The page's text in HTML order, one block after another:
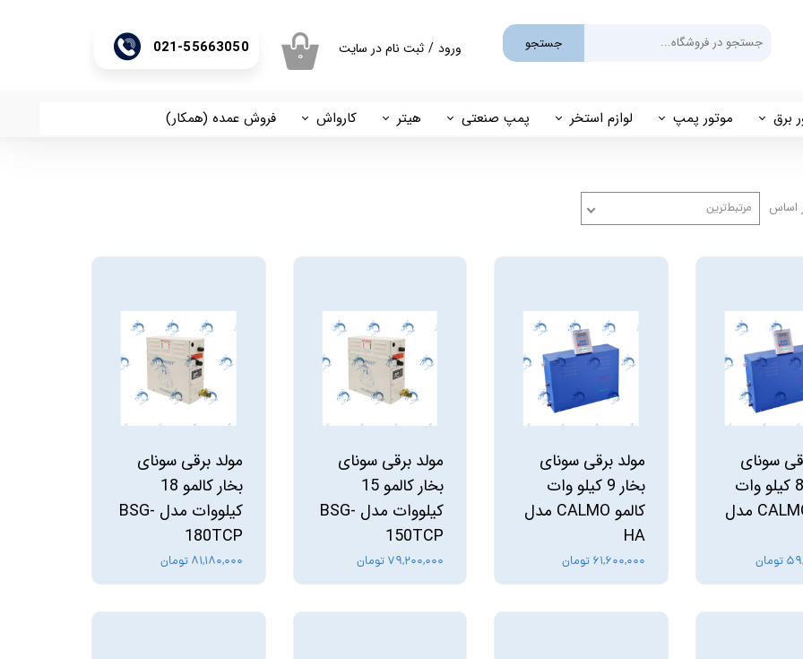
021-55663050 جستجو ورود / ثبت نام در سایت
برق موتور پمپ
گازوئیلی
لوازم استخر
فیلتر شنی
کلرزن نمکی
گرمکن برقی
مولد برقی سونای بخار
هیتر برقی
جت جکوزی
ضدعفونی نانو
پمپ صنعتی هیتر کارواش فروش عمده (همکار)
۰
اساس مرتبط‌ترین
سونای
بخار 8.6 کیلو وات
کالمو CALMO مدل
مولد برقی سونای
بخار 9 کیلو وات
کالمو CALMO مدل
HA
۶۱,۶۰۰,۰۰۰ تومان
مولد برقی سونای
بخار کالمو 15
کیلووات مدل BSG-
150TCP
۷۹,۲۰۰,۰۰۰ تومان
مولد برقی سونای
بخار کالمو 18
کیلووات مدل BSG-
180TCP
۸۱,۱۸۰,۰۰۰ تومان